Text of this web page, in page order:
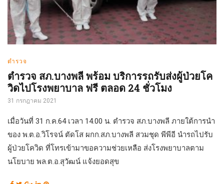
ตำรวจ
ตำรวจ สภ.บางพลี พร้อม บริการรถรับส่งผู้ป่วยโค
วิดไปโรงพยาบาล ฟรี ตลอด 24 ชั่วโมง
31 กรกฎาคม 2021
เมื่อวันที่ 31 ก.ค.64 เวลา 14.00 น. ตำรวจ สภ.บางพลี ภายใต้การนำ
ของ พ.ต.อ.วิโรจน์ ตัดโส ผกก.สภ.บางพลี สวมชุด พีพีอี นำรถไปรับ
ผู้ป่วยโควิด ที่โทรเข้ามาขอความช่วยเหลือ ส่งโรงพยาบาลตาม
นโยบาย พล.ต.อ.สุวัฒน์ แจ้งยอดสุข